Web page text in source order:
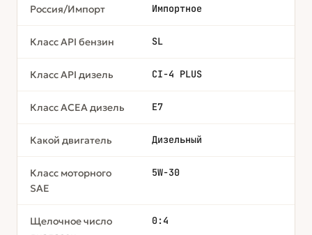
Россия/Импорт Импортное
Класс API бензин SL
Класс API дизель CI-4 PLUS
Класс ACEA дизель Е7
Какой двигатель Дизельный
Класс моторного
SAE
5W-30
Щелочное число
0:4